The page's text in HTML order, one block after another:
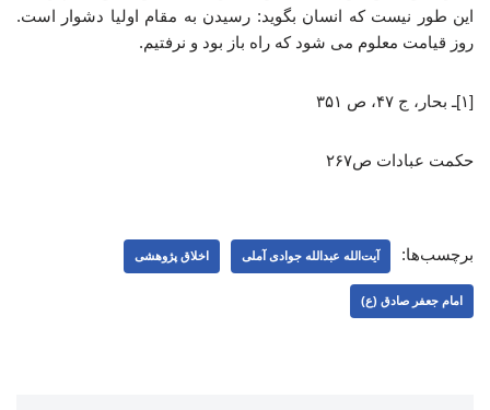
این طور نیست که انسان بگوید: رسیدن به مقام اولیا دشوار است.
روز قیامت معلوم می شود که راه باز بود و نرفتیم.
[۱]ـ بحار، ج ۴۷، ص ۳۵۱
حکمت عبادات ص۲۶۷
برچسب‌ها: آیت‌الله عبدالله جوادی ‌آملی اخلاق پژوهشی
امام جعفر صادق (ع)